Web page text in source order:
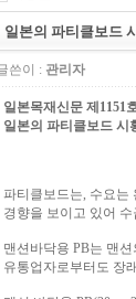
일본의 파티클보드
쓴이 : 관리자
일본목재신문 제1151
일본의 파티클보드 시
파티클보드는, 수요는
경향을 보이고 있어
맨션바닥용 PB는 맨
유통업자로부터도 장